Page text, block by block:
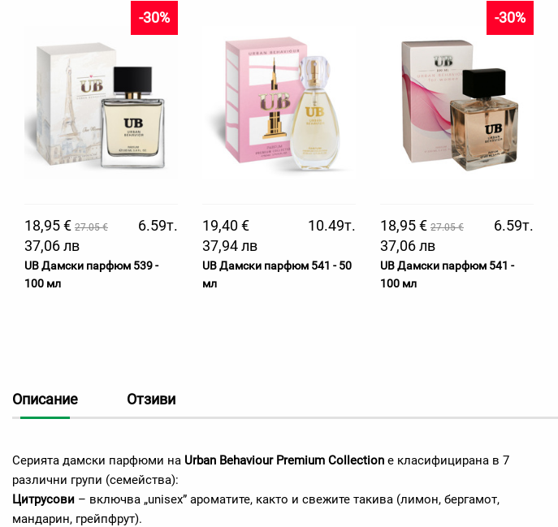
18,95 € 27.05 €
-30%
6.59т.
37,06 лв
UB Дамски парфюм 539 -
100 мл
19,40 €
10.49т.
37,94 лв
UB Дамски парфюм 541 - 50
мл
18,95 € 27.05 €
-30%
6.59т.
37,06 лв
UB Дамски парфюм 541 -
100 мл
Описание Отзиви
Серията дамски парфюми на Urban Behaviour Premium Collection е класифицирана в 7
различни групи (семейства):
Цитрусови – включва „unisex” ароматите, както и свежите такива (лимон, бергамот,
мандарин, грейпфрут).